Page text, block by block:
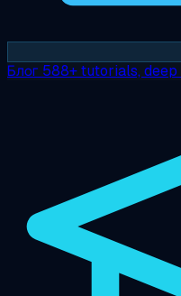
Блог 588+ tutorials, deep